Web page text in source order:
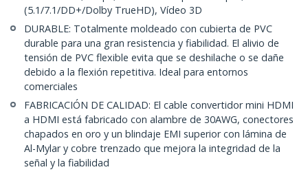
(5.1/7.1/DD+/Dolby TrueHD), Vídeo 3D
DURABLE: Totalmente moldeado con cubierta de PVC
durable para una gran resistencia y fiabilidad. El alivio de
tensión de PVC flexible evita que se deshilache o se dañe
debido a la flexión repetitiva. Ideal para entornos
comerciales
FABRICACIÓN DE CALIDAD: El cable convertidor mini HDMI
a HDMI está fabricado con alambre de 30AWG, conectores
chapados en oro y un blindaje EMI superior con lámina de
Al-Mylar y cobre trenzado que mejora la integridad de la
señal y la fiabilidad